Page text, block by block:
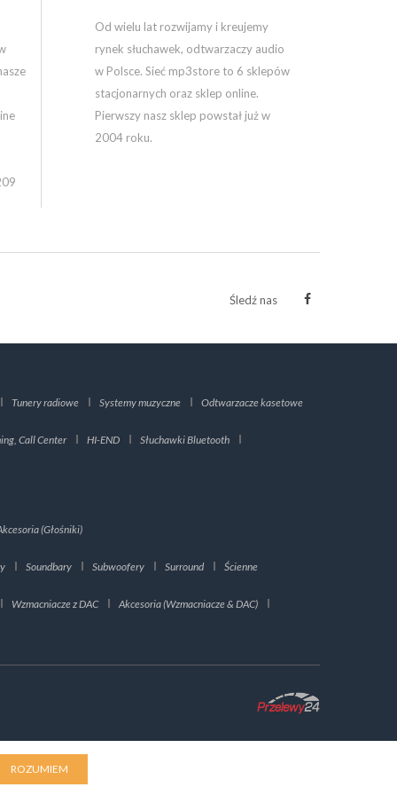
Od wielu lat rozwijamy i kreujemy
rynek słuchawek, odtwarzaczy audio
w Polsce. Sieć mp3store to 6 sklepów
stacjonarnych oraz sklep online.
Pierwszy nasz sklep powstał już w
2004 roku.
Śledź nas
Tunery radiowe Systemy muzyczne Odtwarzacze kasetowe
Call Center HI-END
Słuchawki Bluetooth
(Głośniki)
Soundbary Subwoofery Surround Ścienne
Wzmacniacze z DAC
Akcesoria (Wzmacniacze & DAC)
ROZUMIEM